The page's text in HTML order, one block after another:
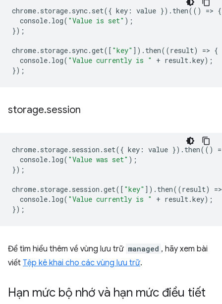
chrome. storage. sync. set({ key : value }). then(() => {
console. log( "Value is set" );
});
chrome. storage. sync.get([ "key" ]). then((result) => {
console. log( "Value currently is " + result.key);
});
storage.session
chrome. storage. session . set({ key : value }). then(() =
console. log( "Value was set" );
});
chrome. storage. session .get([ "key" ]). then((result) =>
console. log( "Value currently is " + result.key);
});
Để tìm hiểu thêm về vùng lưu trữ managed , hãy xem bài
viết Tệp kê khai cho các vùng lưu trữ.
Hạn mức bộ nhớ và hạn mức điều tiết